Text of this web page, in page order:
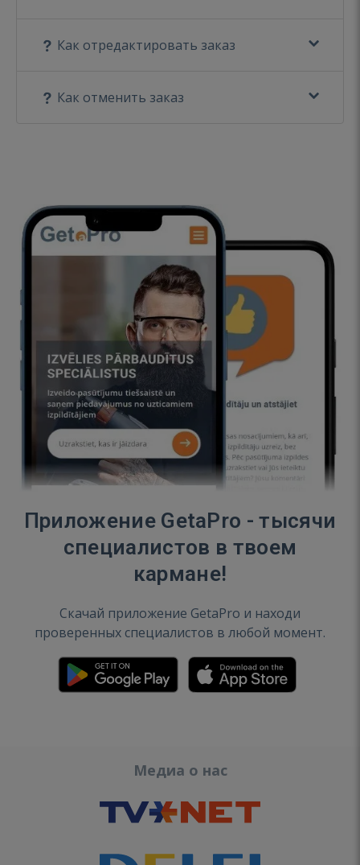
Как отредактировать заказ
Как отменить заказ
Приложение GetaPro - тысячи
специалистов в твоем
кармане!
Скачай приложение GetaPro и находи
проверенных специалистов в любой момент.
Медиа о нас